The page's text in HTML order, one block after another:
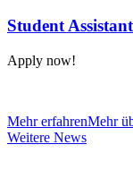
Student
Apply now!
Mehr erfahrenMehr
Weitere NewsWeitere